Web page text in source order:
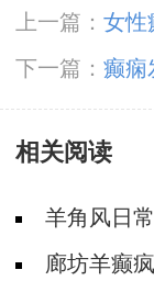
上一篇： 女性
下一篇： 癫痫
么？
相关阅读
羊角风日
廊坊羊癫疯